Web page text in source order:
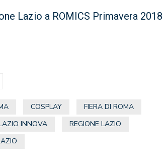
Lazio a ROMICS Primavera 2018
COSPLAY
FIERA DI ROMA
INNOVA
REGIONE LAZIO